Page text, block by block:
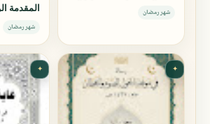
شهر رمضان
المقدمة
الشافعية
شهر رمضان
✦
✦